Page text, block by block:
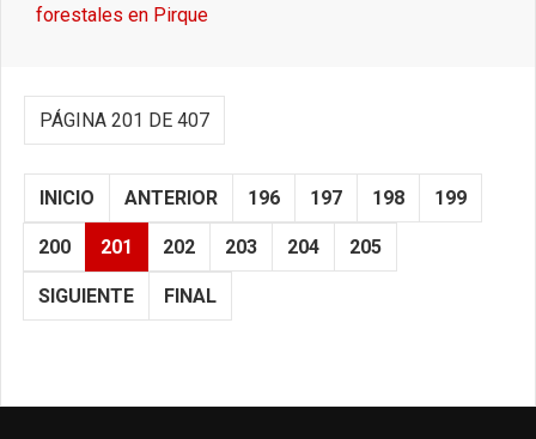
forestales en Pirque
PÁGINA 201 DE 407
INICIO ANTERIOR 196 197 198 199
200 201 202 203 204 205
SIGUIENTE FINAL